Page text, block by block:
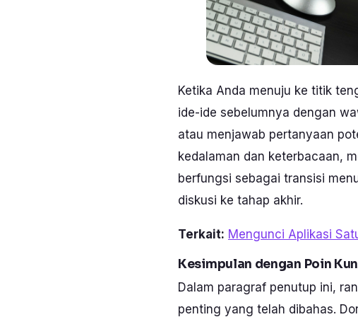
Ketika Anda menuju ke titik
ide-ide sebelumnya dengan
atau menjawab pertanyaan
kedalaman dan keterbacaan,
berfungsi sebagai transisi
diskusi ke tahap akhir.
Terkait: Mengunci Aplikasi
Kesimpulan dengan Poin
Dalam paragraf penutup ini,
penting yang telah dibahas.